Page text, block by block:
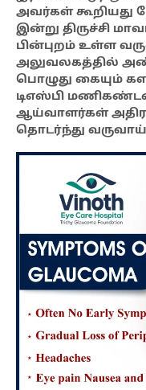
அவர்கள் கூறியது
இன்று திருச்சி
பின்புறம் உள்ள
அலுவலகத்தில்
பொழுது கையும்
டிஎஸ்பி
ஆய்வாளர்கள்
தொடர்ந்து வருவாய்